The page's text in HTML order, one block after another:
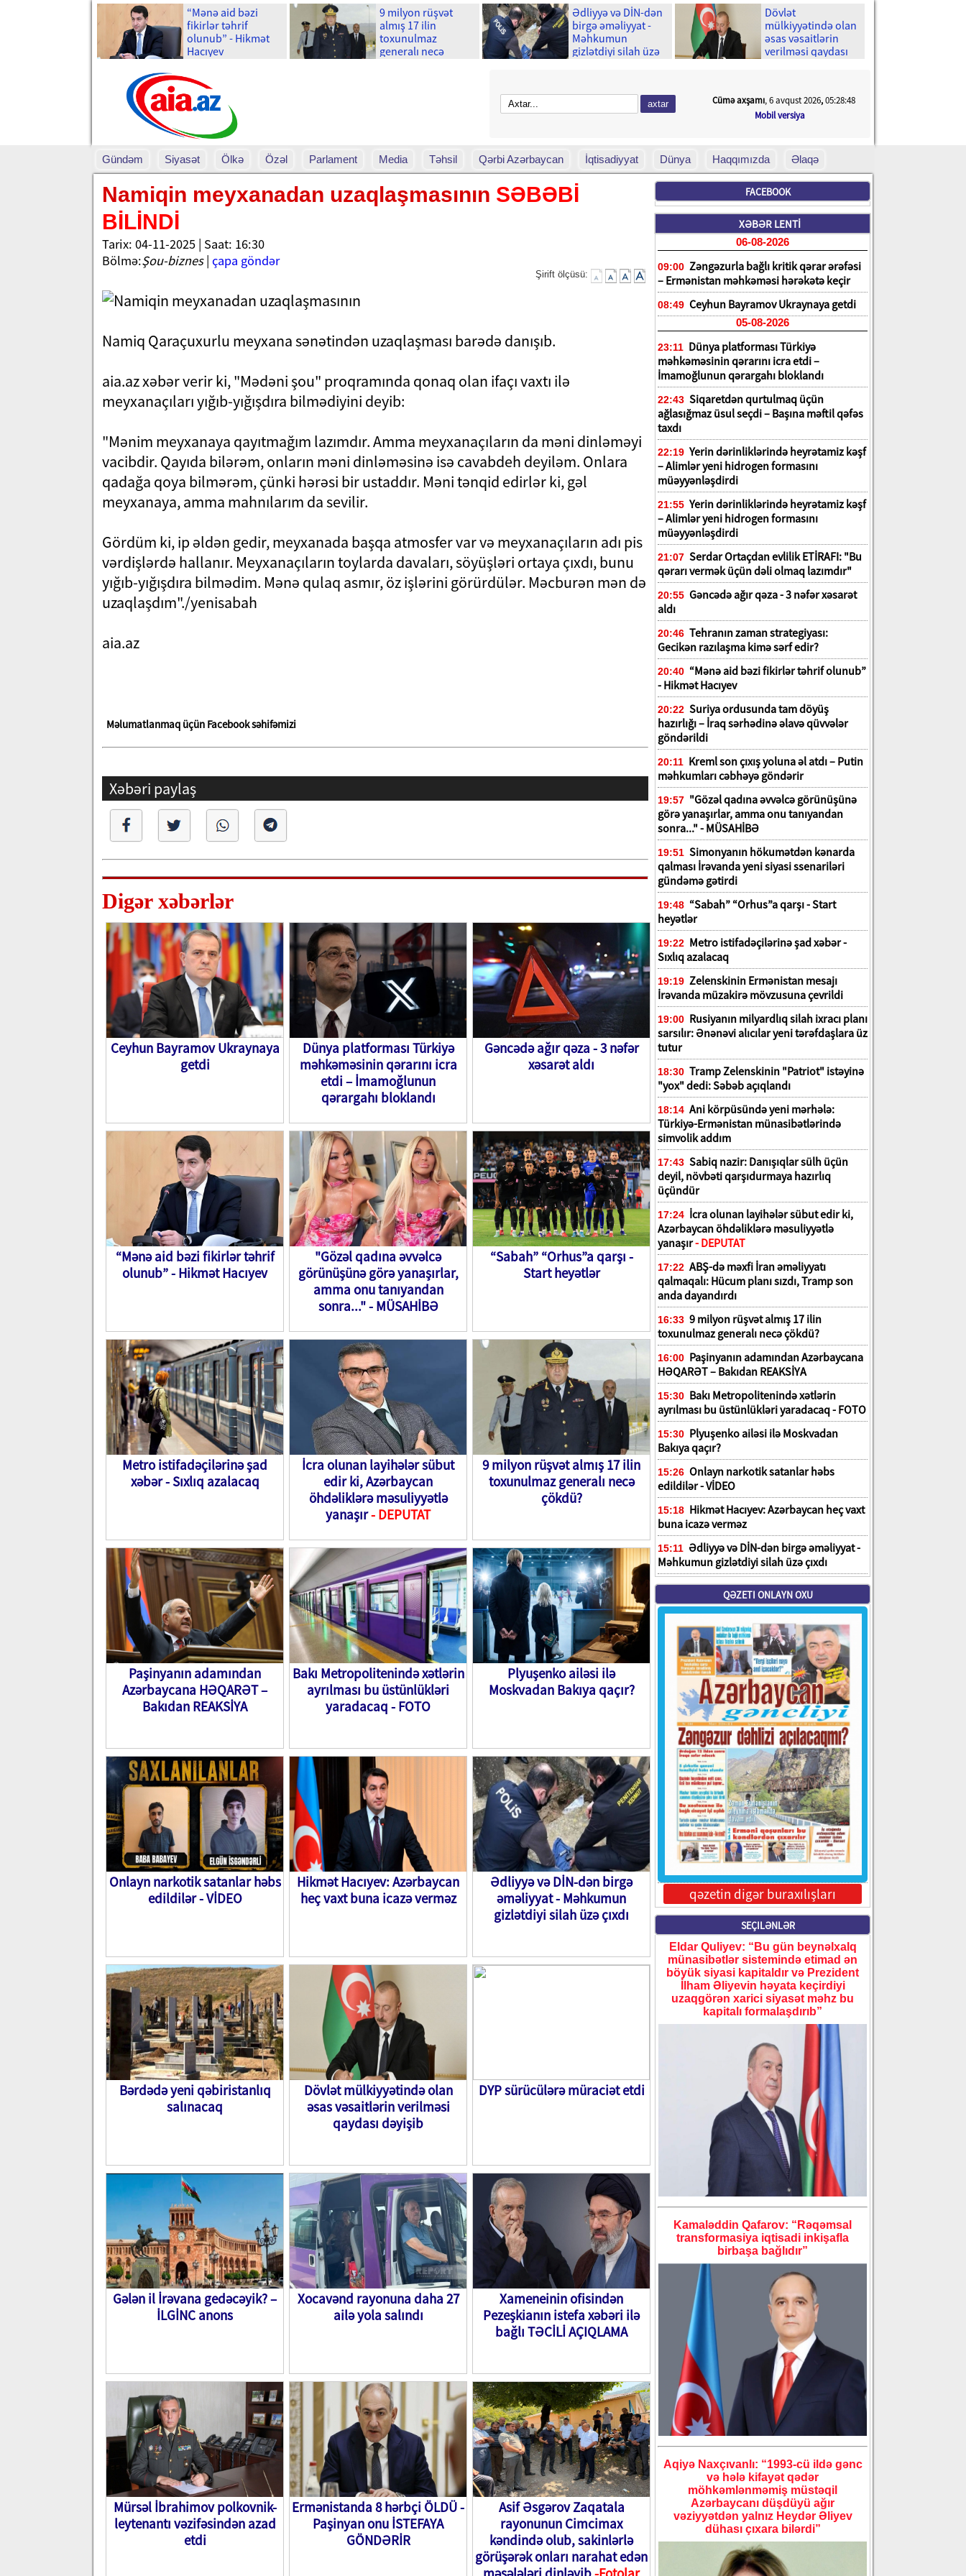
“Mənə aid bəzi
fikirlər təhrif
olunub” - Hikmət
Hacıyev
9 milyon rüşvət
almış 17 ilin
toxunulmaz
generalı necə
Ədliyyə və DİN-dən
birgə əməliyyat -
Məhkumun
gizlətdiyi silah üzə
Dövlət
mülkiyyətində olan
əsas vəsaitlərin
verilməsi qaydası
Mobil versiya
Cümə axşamı, 6 avqust 2026,05:28:50
Gündəm Siyasət Ölkə Özəl Parlament Media Təhsil Qərbi Azərbaycan İqtisadiyyat Dünya Haqqımızda Əlaqə
Namiqin meyxanadan uzaqlaşmasının SƏBƏBİ
BİLİNDİ
Tarix: 04-11-2025 | Saat: 16:30
Bölmə:Şou-biznes| çapa göndər
Şirift ölçüsü:
Namiq Qaraçuxurlu meyxana sənətindən uzaqlaşması barədə danışıb.
aia.az xəbər verir ki, "Mədəni şou" proqramında qonaq olan ifaçı vaxtı ilə
meyxanaçıları yığıb-yığışdıra bilmədiyini deyib:
"Mənim meyxanaya qayıtmağım lazımdır. Amma meyxanaçıların da məni dinləməyi
vacibdir. Qayıda bilərəm, onların məni dinləməsinə isə cavabdeh deyiləm. Onlara
qadağa qoya bilmərəm, çünki hərəsi bir ustaddır. Məni tənqid edirlər ki, gəl
meyxanaya, amma mahnılarım da sevilir.
Gördüm ki, ip əldən gedir, meyxanada başqa atmosfer var və meyxanaçıların adı pis
vərdişlərdə hallanır. Meyxanaçıların toylarda davaları, söyüşləri ortaya çıxdı, bunu
yığıb-yığışdıra bilmədim. Mənə qulaq asmır, öz işlərini görürdülər. Məcburən mən də
uzaqlaşdım"./yenisabah
aia.az
Məlumatlanmaq üçün Facebook səhifəmizi
Xəbəri paylaş
Digər xəbərlər
Ceyhun Bayramov Ukraynaya
getdi
Dünya platforması Türkiyə
məhkəməsinin qərarını icra
etdi – İmamoğlunun
qərargahı bloklandı
Gəncədə ağır qəza - 3 nəfər
xəsarət aldı
“Mənə aid bəzi fikirlər təhrif
olunub” - Hikmət Hacıyev
"Gözəl qadına əvvəlcə
görünüşünə görə yanaşırlar,
amma onu tanıyandan
sonra..." - MÜSAHİBƏ
“Sabah” “Orhus”a qarşı -
Start heyətlər
Metro istifadəçilərinə şad
xəbər - Sıxlıq azalacaq
İcra olunan layihələr sübut
edir ki, Azərbaycan
öhdəliklərə məsuliyyətlə
yanaşır- DEPUTAT
9 milyon rüşvət almış 17 ilin
toxunulmaz generalı necə
çökdü?
Paşinyanın adamından
Azərbaycana HƏQARƏT –
Bakıdan REAKSİYA
Bakı Metropolitenində xətlərin
ayrılması bu üstünlükləri
yaradacaq - FOTO
Plyuşenko ailəsi ilə
Moskvadan Bakıya qaçır?
Onlayn narkotik satanlar həbs
edildilər - VİDEO
Hikmət Hacıyev: Azərbaycan
heç vaxt buna icazə verməz
Ədliyyə və DİN-dən birgə
əməliyyat - Məhkumun
gizlətdiyi silah üzə çıxdı
Bərdədə yeni qəbiristanlıq
salınacaq
Dövlət mülkiyyətində olan
əsas vəsaitlərin verilməsi
qaydası dəyişib
DYP sürücülərə müraciət etdi
Gələn il İrəvana gedəcəyik? –
İLGİNC anons
Xocavənd rayonuna daha 27
ailə yola salındı
Xameneinin ofisindən
Pezeşkianın istefa xəbəri ilə
bağlı TƏCİLİ AÇIQLAMA
Mürsəl İbrahimov polkovnik-
leytenantı vəzifəsindən azad
etdi
Ermənistanda 8 hərbçi ÖLDÜ -
Paşinyan onu İSTEFAYA
GÖNDƏRİR
Asif Əsgərov Zaqatala
rayonunun Cimcimax
kəndində olub, sakinlərlə
görüşərək onları narahat edən
FACEBOOK
XƏBƏR LENTİ
06-08-2026
09:00 Zəngəzurla bağlı kritik qərar ərəfəsi
– Ermənistan məhkəməsi hərəkətə keçir
08:49 Ceyhun Bayramov Ukraynaya getdi
05-08-2026
23:11 Dünya platforması Türkiyə
məhkəməsinin qərarını icra etdi –
İmamoğlunun qərargahı bloklandı
22:43 Siqaretdən qurtulmaq üçün
ağlasığmaz üsul seçdi – Başına məftil qəfəs
taxdı
22:19 Yerin dərinliklərində heyrətamiz kəşf
– Alimlər yeni hidrogen formasını
müəyyənləşdirdi
21:55 Yerin dərinliklərində heyrətamiz kəşf
– Alimlər yeni hidrogen formasını
müəyyənləşdirdi
21:07 Serdar Ortaçdan evlilik ETİRAFI: "Bu
qərarı vermək üçün dəli olmaq lazımdır"
20:55 Gəncədə ağır qəza - 3 nəfər xəsarət
aldı
20:46 Tehranın zaman strategiyası:
Gecikən razılaşma kimə sərf edir?
20:40 “Mənə aid bəzi fikirlər təhrif olunub”
- Hikmət Hacıyev
20:22 Suriya ordusunda tam döyüş
hazırlığı – İraq sərhədinə əlavə qüvvələr
göndərildi
20:11 Kreml son çıxış yoluna əl atdı – Putin
məhkumları cəbhəyə göndərir
19:57 "Gözəl qadına əvvəlcə görünüşünə
görə yanaşırlar, amma onu tanıyandan
sonra..." - MÜSAHİBƏ
19:51 Simonyanın hökumətdən kənarda
qalması İrəvanda yeni siyasi ssenariləri
gündəmə gətirdi
19:48 “Sabah” “Orhus”a qarşı - Start
heyətlər
19:22 Metro istifadəçilərinə şad xəbər -
Sıxlıq azalacaq
19:19 Zelenskinin Ermənistan mesajı
İrəvanda müzakirə mövzusuna çevrildi
19:00 Rusiyanın milyardlıq silah ixracı planı
sarsılır: Ənənəvi alıcılar yeni tərəfdaşlara üz
tutur
18:30 Tramp Zelenskinin "Patriot" istəyinə
"yox" dedi: Səbəb açıqlandı
18:14 Ani körpüsündə yeni mərhələ:
Türkiyə-Ermənistan münasibətlərində
simvolik addım
17:43 Sabiq nazir: Danışıqlar sülh üçün
deyil, növbəti qarşıdurmaya hazırlıq
üçündür
17:24 İcra olunan layihələr sübut edir ki,
Azərbaycan öhdəliklərə məsuliyyətlə
yanaşır- DEPUTAT
17:22 ABŞ-də məxfi İran əməliyyatı
qalmaqalı: Hücum planı sızdı, Tramp son
anda dayandırdı
16:33 9 milyon rüşvət almış 17 ilin
toxunulmaz generalı necə çökdü?
16:00 Paşinyanın adamından Azərbaycana
HƏQARƏT – Bakıdan REAKSİYA
15:30 Bakı Metropolitenində xətlərin
ayrılması bu üstünlükləri yaradacaq - FOTO
15:30 Plyuşenko ailəsi ilə Moskvadan
Bakıya qaçır?
15:26 Onlayn narkotik satanlar həbs
edildilər - VİDEO
15:18 Hikmət Hacıyev: Azərbaycan heç vaxt
buna icazə verməz
15:11 Ədliyyə və DİN-dən birgə əməliyyat -
Məhkumun gizlətdiyi silah üzə çıxdı
QƏZETI ONLAYN OXU
qəzetin digər buraxılışları
SEÇILƏNLƏR
Eldar Quliyev: “Bu gün beynəlxalq
münasibətlər sistemində etimad ən
böyük siyasi kapitaldır və Prezident
İlham Əliyevin həyata keçirdiyi
uzaqgörən xarici siyasət məhz bu
kapitalı formalaşdırıb”
Kamaləddin Qafarov: “Rəqəmsal
transformasiya iqtisadi inkişafla
birbaşa bağlıdır”
Aqiyə Naxçıvanlı: “1993-cü ildə gənc
və hələ kifayət qədər
möhkəmlənməmiş müstəqil
Azərbaycanı düşdüyü ağır
vəziyyətdən yalnız Heydər Əliyev
dühası çıxara bilərdi”